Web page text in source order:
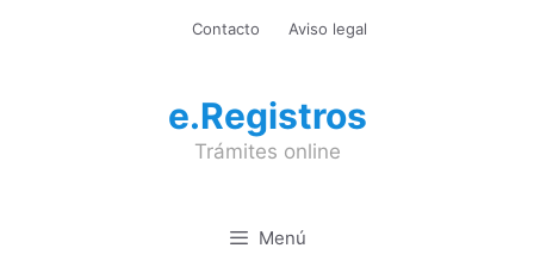
Contacto Aviso legal
e.Registros
Trámites online
Menú